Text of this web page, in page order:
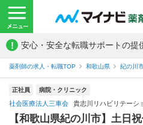
! 安心・安全な転職サポートの提
薬剤師の求人・転職TOP 和歌山県 紀の川
正社員 病院・クリニック
社会医療法人三車会 貴志川リハビリテーシ
【和歌山県紀の川市】土日